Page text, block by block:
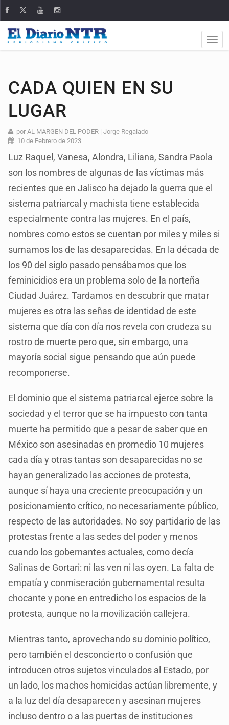
CADA QUIEN EN SU
LUGAR
por AL MARGEN DEL PODER | Jorge Regalado
10 de Febrero de 2023
Luz Raquel, Vanesa, Alondra, Liliana, Sandra Paola
son los nombres de algunas de las víctimas más
recientes que en Jalisco ha dejado la guerra que el
sistema patriarcal y machista tiene establecida
especialmente contra las mujeres. En el país,
nombres como estos se cuentan por miles y miles si
sumamos los de las desaparecidas. En la década de
los 90 del siglo pasado pensábamos que los
feminicidios era un problema solo de la norteña
Ciudad Juárez. Tardamos en descubrir que matar
mujeres es otra las señas de identidad de este
sistema que día con día nos revela con crudeza su
rostro de muerte pero que, sin embargo, una
mayoría social sigue pensando que aún puede
recomponerse.
El dominio que el sistema patriarcal ejerce sobre la
sociedad y el terror que se ha impuesto con tanta
muerte ha permitido que a pesar de saber que en
México son asesinadas en promedio 10 mujeres
cada día y otras tantas son desaparecidas no se
hayan generalizado las acciones de protesta,
aunque sí haya una creciente preocupación y un
posicionamiento crítico, no necesariamente público,
respecto de las autoridades. No soy partidario de las
protestas frente a las sedes del poder y menos
cuando los gobernantes actuales, como decía
Salinas de Gortari: ni las ven ni las oyen. La falta de
empatía y conmiseración gubernamental resulta
chocante y pone en entredicho los espacios de la
protesta, aunque no la movilización callejera.
Mientras tanto, aprovechando su dominio político,
pero también el desconcierto o confusión que
introducen otros sujetos vinculados al Estado, por
un lado, los machos homicidas actúan libremente, y
a la luz del día desaparecen y asesinan mujeres
incluso dentro o a las puertas de instituciones